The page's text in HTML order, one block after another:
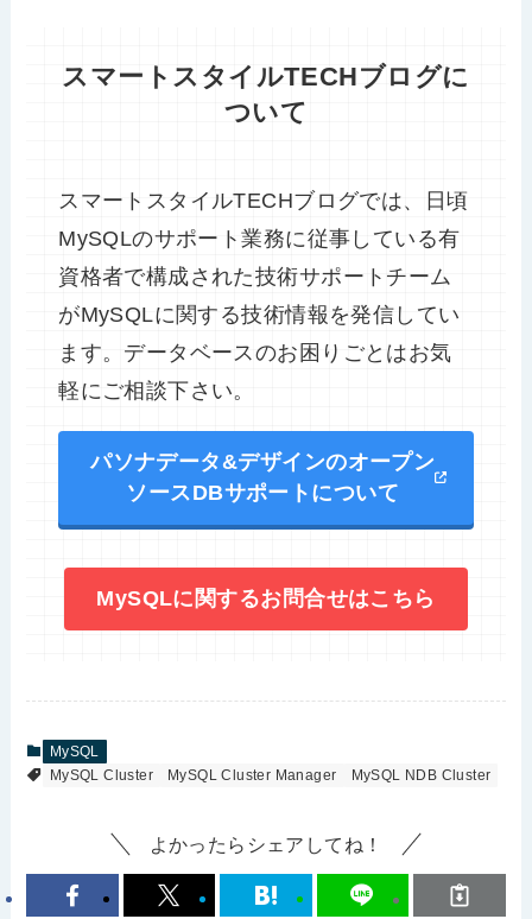
スマートスタイルTECHブログに
ついて
スマートスタイルTECHブログでは、日頃
MySQLのサポート業務に従事している有
資格者で構成された技術サポートチーム
がMySQLに関する技術情報を発信してい
ます。データベースのお困りごとはお気
軽にご相談下さい。
パソナデータ&デザインのオープン
ソースDBサポートについて
MySQLに関するお問合せはこちら
MySQL
MySQL Cluster
MySQL Cluster Manager MySQL NDB Cluster
よかったらシェアしてね！